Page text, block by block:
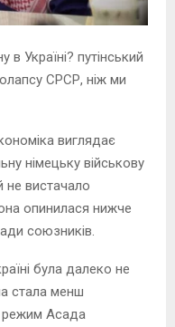
в Україні? путінський
СРСР, ніж ми
виглядає
німецьку військову
не вистачало
опинилася нижче
союзників.
була далеко не
стала менш
режим Асада